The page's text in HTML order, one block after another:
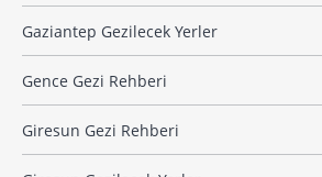
Gaziantep Gezilecek Yerler
Gence Gezi Rehberi
Giresun Gezi Rehberi